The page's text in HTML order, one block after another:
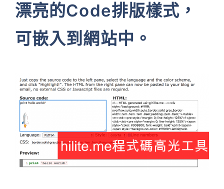
漂亮的Code排版樣式，
可嵌入到網站中。